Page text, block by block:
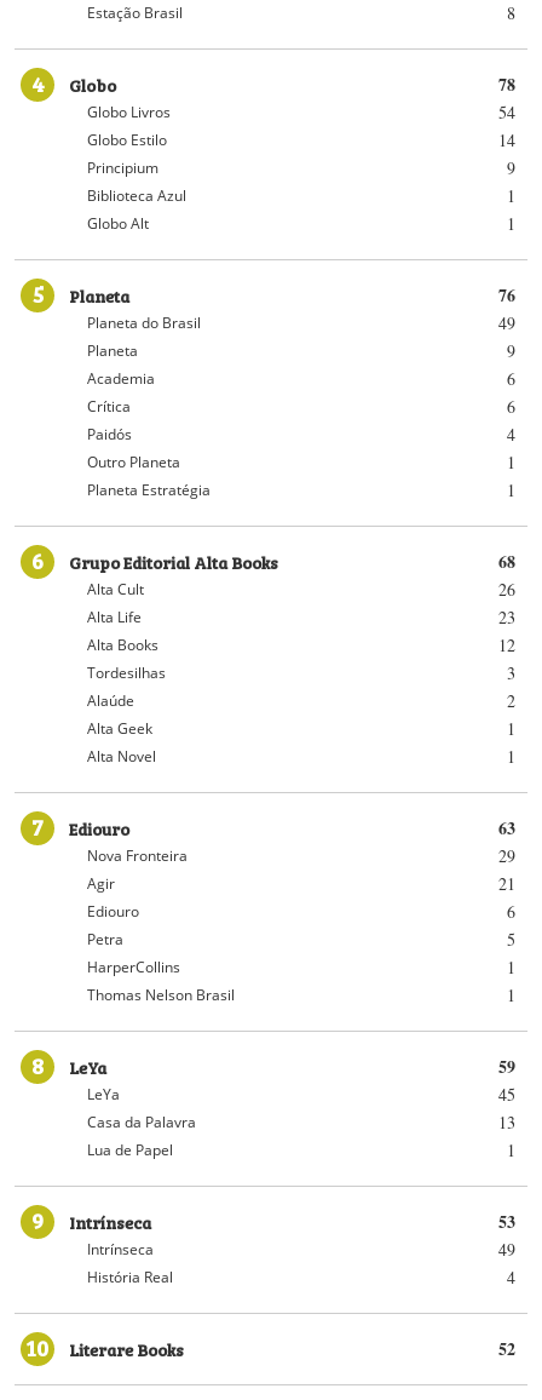
8
Estação Brasil
4 78
Globo
54
Globo Livros
14
Globo Estilo
9
Principium
1
Biblioteca Azul
1
Globo Alt
5 76
Planeta
49
Planeta do Brasil
9
Planeta
6
Academia
6
Crítica
4
Paidós
1
Outro Planeta
1
Planeta Estratégia
6 68
Grupo Editorial Alta Books
26
Alta Cult
23
Alta Life
12
Alta Books
3
Tordesilhas
2
Alaúde
1
Alta Geek
1
Alta Novel
7 63
Ediouro
29
Nova Fronteira
21
Agir
6
Ediouro
5
Petra
1
HarperCollins
1
Thomas Nelson Brasil
8 59
LeYa
45
LeYa
13
Casa da Palavra
1
Lua de Papel
9 53
Intrínseca
49
Intrínseca
4
História Real
10 52
Literare Books